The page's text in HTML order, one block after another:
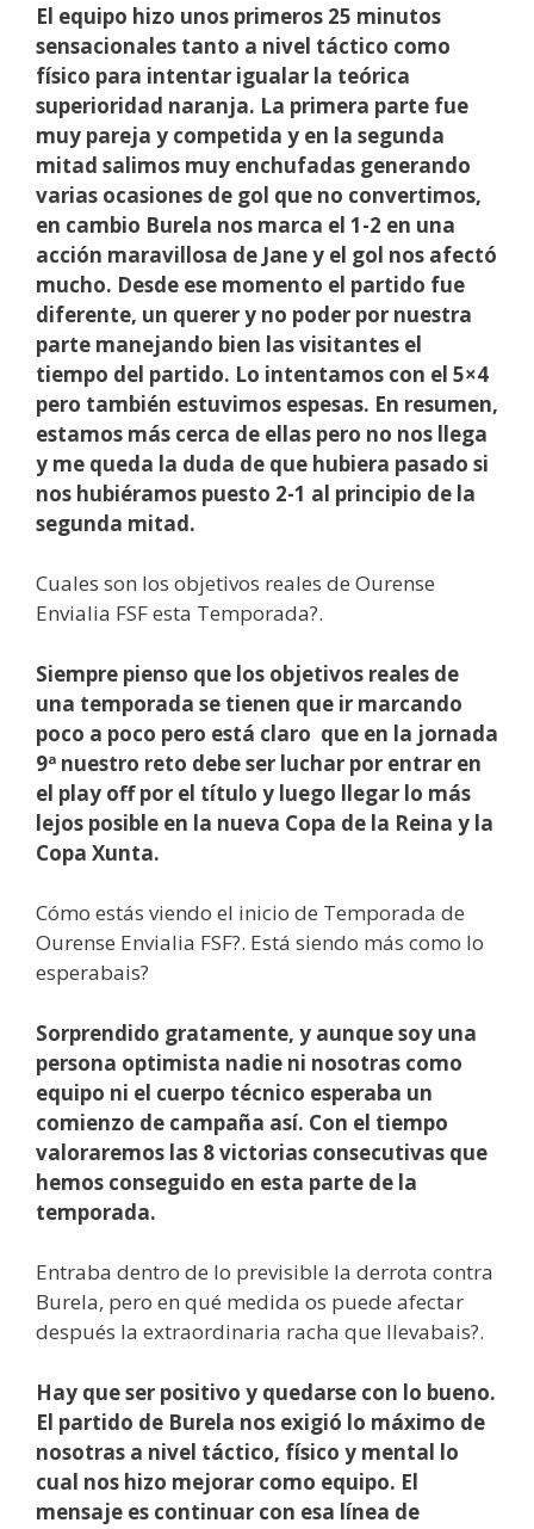
El equipo hizo unos primeros 25 minutos
sensacionales tanto a nivel táctico como
físico para intentar igualar la teórica
superioridad naranja. La primera parte fue
muy pareja y competida y en la segunda
mitad salimos muy enchufadas generando
varias ocasiones de gol que no convertimos,
en cambio Burela nos marca el 1-2 en una
acción maravillosa de Jane y el gol nos afectó
mucho. Desde ese momento el partido fue
diferente, un querer y no poder por nuestra
parte manejando bien las visitantes el
tiempo del partido. Lo intentamos con el 5×4
pero también estuvimos espesas. En resumen,
estamos más cerca de ellas pero no nos llega
y me queda la duda de que hubiera pasado si
nos hubiéramos puesto 2-1 al principio de la
segunda mitad.
Cuales son los objetivos reales de Ourense
Envialia FSF esta Temporada?.
Siempre pienso que los objetivos reales de
una temporada se tienen que ir marcando
poco a poco pero está claro que en la jornada
9ª nuestro reto debe ser luchar por entrar en
el play off por el título y luego llegar lo más
lejos posible en la nueva Copa de la Reina y la
Copa Xunta.
Cómo estás viendo el inicio de Temporada de
Ourense Envialia FSF?. Está siendo más como lo
esperabais?
Sorprendido gratamente, y aunque soy una
persona optimista nadie ni nosotras como
equipo ni el cuerpo técnico esperaba un
comienzo de campaña así. Con el tiempo
valoraremos las 8 victorias consecutivas que
hemos conseguido en esta parte de la
temporada.
Entraba dentro de lo previsible la derrota contra
Burela, pero en qué medida os puede afectar
después la extraordinaria racha que llevabais?.
Hay que ser positivo y quedarse con lo bueno.
El partido de Burela nos exigió lo máximo de
nosotras a nivel táctico, físico y mental lo
cual nos hizo mejorar como equipo. El
mensaje es continuar con esa línea de